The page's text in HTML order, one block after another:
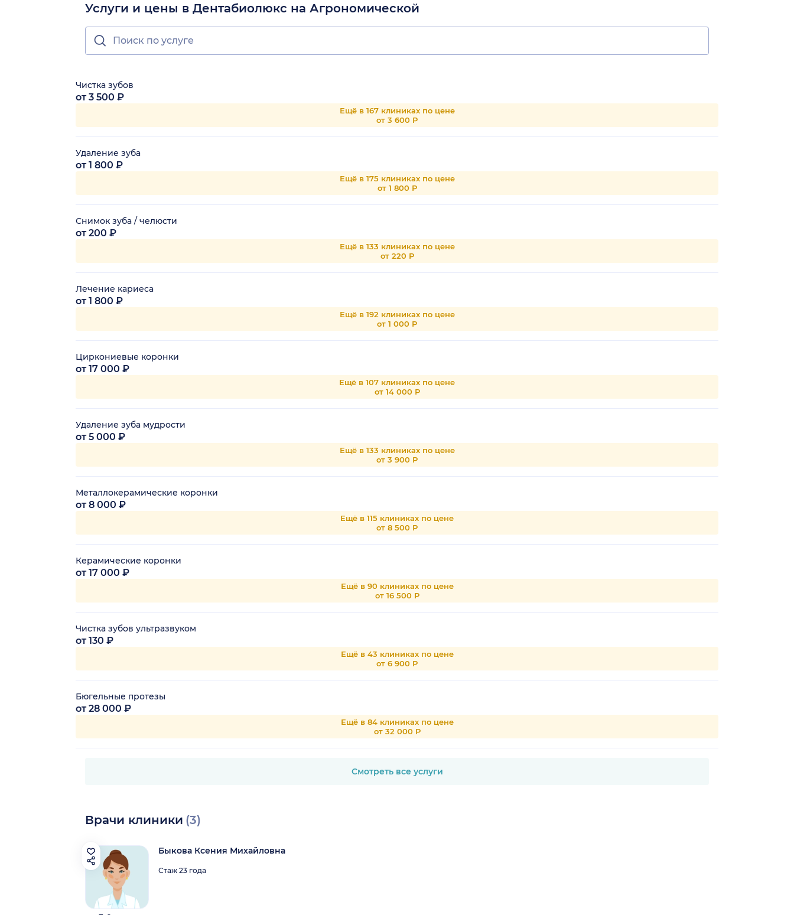
Услуги и цены в Дентабиолюкс на Агрономической
Чистка зубов
от 3 500 ₽
Ещё в 167 клиниках по цене
от 3 600 Р
Удаление зуба
от 1 800 ₽
Ещё в 175 клиниках по цене
от 1 800 Р
Снимок зуба / челюсти
от 200 ₽
Ещё в 133 клиниках по цене
от 220 Р
Лечение кариеса
от 1 800 ₽
Ещё в 192 клиниках по цене
от 1 000 Р
Циркониевые коронки
от 17 000 ₽
Ещё в 107 клиниках по цене
от 14 000 Р
Удаление зуба мудрости
от 5 000 ₽
Ещё в 133 клиниках по цене
от 3 900 Р
Металлокерамические коронки
от 8 000 ₽
Ещё в 115 клиниках по цене
от 8 500 Р
Керамические коронки
от 17 000 ₽
Ещё в 90 клиниках по цене
от 16 500 Р
Чистка зубов ультразвуком
от 130 ₽
Ещё в 43 клиниках по цене
от 6 900 Р
Бюгельные протезы
от 28 000 ₽
Ещё в 84 клиниках по цене
от 32 000 Р
Смотреть все услуги
Врачи клиники (3)
Быкова Ксения Михайловна
Стаж 23 года